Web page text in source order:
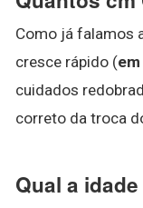
Como já falamos
cresce rápido (
cuidados
correto da troca
Qual a